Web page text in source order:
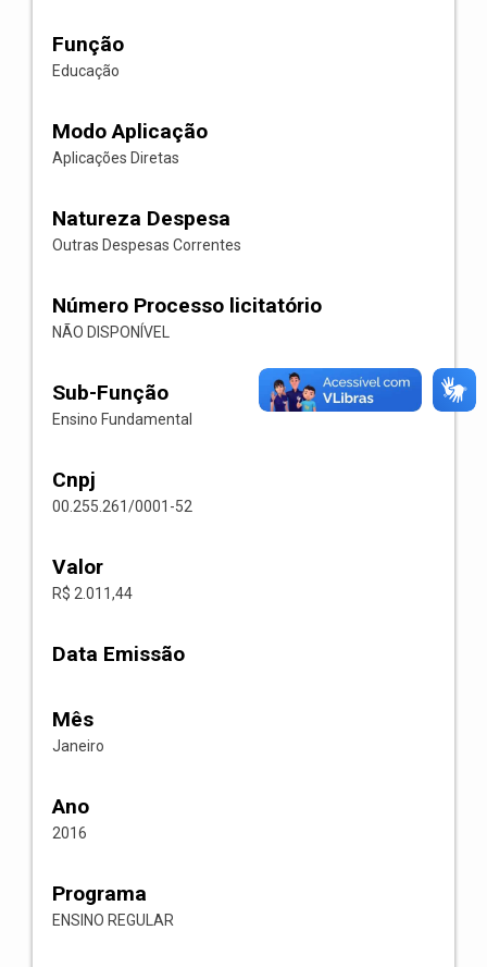
Função
Educação
Modo Aplicação
Aplicações Diretas
Natureza Despesa
Outras Despesas Correntes
Número Processo licitatório
NÃO DISPONÍVEL
Sub-Função
Ensino Fundamental
Cnpj
00.255.261/0001-52
Valor
R$ 2.011,44
Data Emissão
Mês
Janeiro
Ano
2016
Programa
ENSINO REGULAR